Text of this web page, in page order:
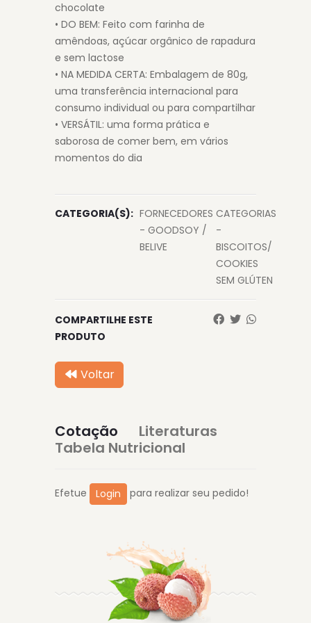
chocolate
• DO BEM: Feito com farinha de
amêndoas, açúcar orgânico de rapadura
e sem lactose
• NA MEDIDA CERTA: Embalagem de 80g,
uma transferência internacional para
consumo individual ou para compartilhar
• VERSÁTIL: uma forma prática e
saborosa de comer bem, em vários
momentos do dia
CATEGORIA(S): FORNECEDORES
- GOODSOY /
BELIVE
CATEGORIAS
-
BISCOITOS/
COOKIES
SEM GLÚTEN
COMPARTILHE ESTE
PRODUTO
Voltar
Cotação
Literaturas
Tabela Nutricional
Efetue Login para realizar seu pedido!